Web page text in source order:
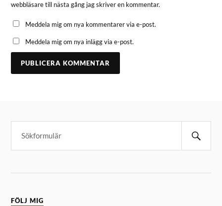
webbläsare till nästa gång jag skriver en kommentar.
Meddela mig om nya kommentarer via e-post.
Meddela mig om nya inlägg via e-post.
FÖLJ MIG